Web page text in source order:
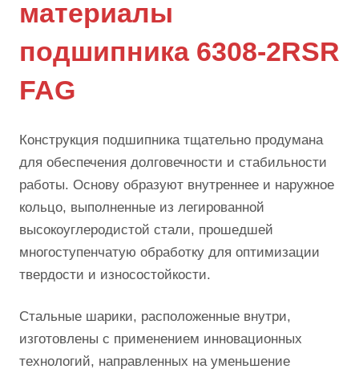
материалы
подшипника 6308-2RSR
FAG
Конструкция подшипника тщательно продумана
для обеспечения долговечности и стабильности
работы. Основу образуют внутреннее и наружное
кольцо, выполненные из легированной
высокоуглеродистой стали, прошедшей
многоступенчатую обработку для оптимизации
твердости и износостойкости.
Стальные шарики, расположенные внутри,
изготовлены с применением инновационных
технологий, направленных на уменьшение